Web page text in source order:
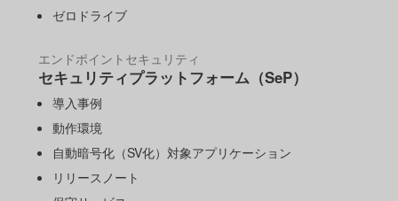
ゼロドライブ
エンドポイントセキュリティ
セキュリティプラットフォーム（SeP）
導入事例
動作環境
自動暗号化（SV化）対象アプリケーション
リリースノート